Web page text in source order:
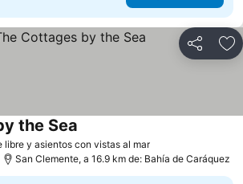
Compartir
libre y asientos con vistas al marVer precios
the Sea
San Clemente, a 16.9 km de: Bahía de Caráquez